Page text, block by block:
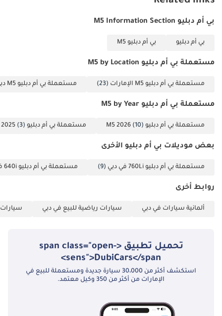
بي أم دبليو M5 Information Section
بي أم دبليو بي أم دبليو M5
مستعملة بي أم دبليو M5 by Location
مستعملة بي أم دبليو M5 الإمارات (23) مستعملة بي أم دبليو M5 دبي
مستعملة بي أم دبليو M5 by Year
مستعملة بي أم دبليو M5 2026 (10) مستعملة بي أم دبليو M5 2025 (3)
بعض موديلات بي أم دبليو الأخرى
مستعملة بي أم دبليو 760Li في دبي (9) مستعملة بي أم دبليو 640i في دبي
روابط أخرى
ألمانية سيارات في دبي سيارات رياضية للبيع في دبي
تحميل تطبيق <span class="open-
sens">DubiCars</span>
استكشف أكثر من 30،000 سيارة جديدة ومستعملة للبيع في
الإمارات من أكثر من 350 وكيل معتمد.